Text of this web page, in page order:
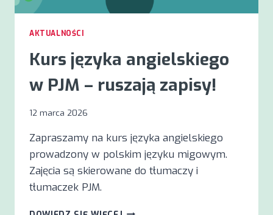
AKTUALNOŚCI
Kurs języka angielskiego
w PJM – ruszają zapisy!
12 marca 2026
Zapraszamy na kurs języka angielskiego
prowadzony w polskim języku migowym.
Zajęcia są skierowane do tłumaczy i
tłumaczek PJM.
KURS